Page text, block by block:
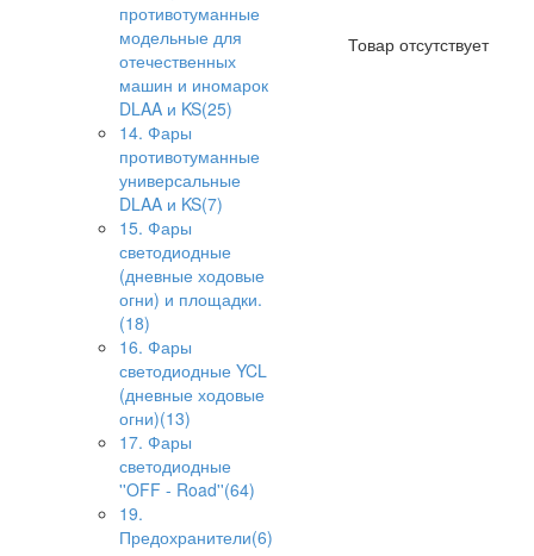
противотуманные
модельные для
отечественных
машин и иномарок
DLAA и KS(25)
14. Фары
противотуманные
универсальные
DLAA и KS(7)
15. Фары
светодиодные
(дневные ходовые
огни) и площадки.
(18)
16. Фары
светодиодные YCL
(дневные ходовые
огни)(13)
17. Фары
светодиодные
''OFF - Road''(64)
19.
Предохранители(6)
Товар отсутствует